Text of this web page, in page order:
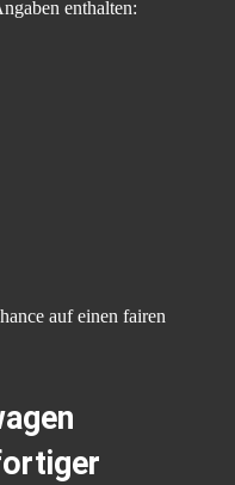
enthalten:
auf einen fairen